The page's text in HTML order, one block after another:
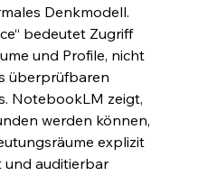
Denkmodell.
bedeutet Zugriff
und Profile, nicht
überprüfbaren
NotebookLM zeigt,
werden können,
explizit
und auditierbar